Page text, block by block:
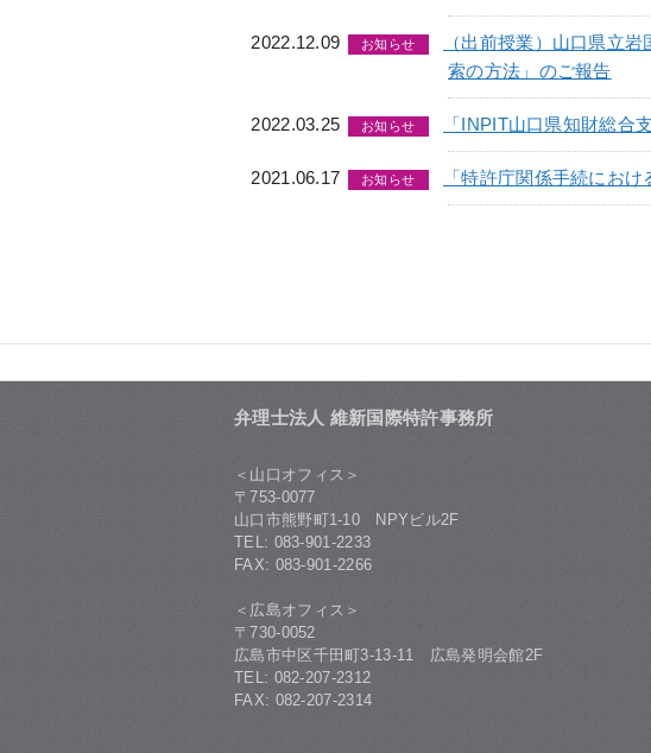
2022.12.09 お知らせ
（出前授業）山口県立
索の方法」のご報告
2022.03.25 お知らせ 「INPIT山口県知財総合
2021.06.17 お知らせ 「特許庁関係手続にお
弁理士法人 維新国際特許事務所
＜山口オフィス＞
〒753-0077
山口市熊野町1-10 NPYビル2F
TEL: 083-901-2233
FAX: 083-901-2266
＜広島オフィス＞
〒730-0052
広島市中区千田町3-13-11 広島発明会館2F
TEL: 082-207-2312
FAX: 082-207-2314